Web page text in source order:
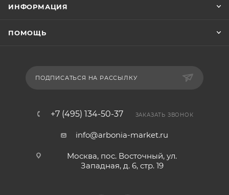
ИНФОРМАЦИЯ
ПОМОЩЬ
ПОДПИСАТЬСЯ НА РАССЫЛКУ
+7 (495) 134-50-37 ЗАКАЗАТЬ ЗВОНОК
info@arbonia-market.ru
Москва, пос. Восточный, ул.
Западная, д. 6, стр. 19